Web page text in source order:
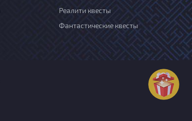
Реалити квесты
Фантастические квесты